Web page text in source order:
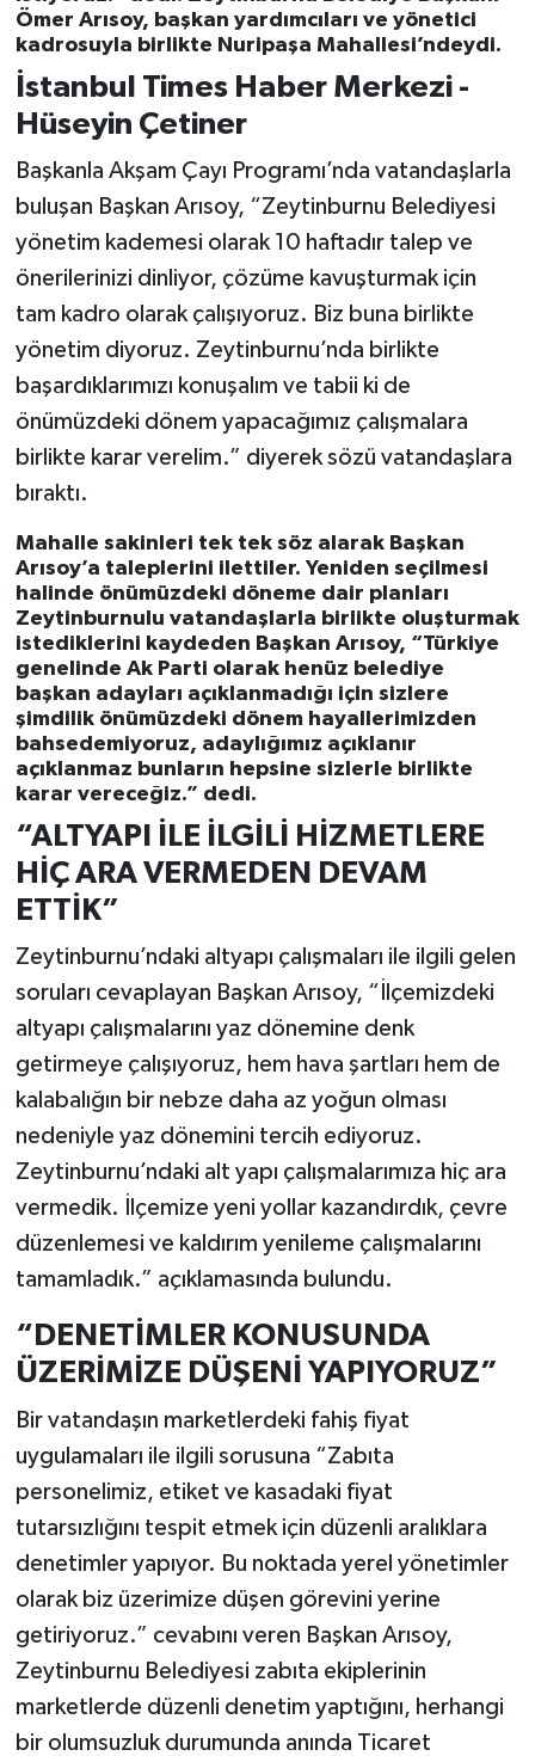
Ömer Arısoy, başkan yardımcıları ve yönetici
kadrosuyla birlikte Nuripaşa Mahallesi’ndeydi.
İstanbul Times Haber Merkezi -
Hüseyin Çetiner
Başkanla Akşam Çayı Programı’nda vatandaşlarla
buluşan Başkan Arısoy, “Zeytinburnu Belediyesi
yönetim kademesi olarak 10 haftadır talep ve
önerilerinizi dinliyor, çözüme kavuşturmak için
tam kadro olarak çalışıyoruz. Biz buna birlikte
yönetim diyoruz. Zeytinburnu’nda birlikte
başardıklarımızı konuşalım ve tabii ki de
önümüzdeki dönem yapacağımız çalışmalara
birlikte karar verelim.” diyerek sözü vatandaşlara
bıraktı.
Mahalle sakinleri tek tek söz alarak Başkan
Arısoy’a taleplerini ilettiler. Yeniden seçilmesi
halinde önümüzdeki döneme dair planları
Zeytinburnulu vatandaşlarla birlikte oluşturmak
istediklerini kaydeden Başkan Arısoy, “Türkiye
genelinde Ak Parti olarak henüz belediye
başkan adayları açıklanmadığı için sizlere
şimdilik önümüzdeki dönem hayallerimizden
bahsedemiyoruz, adaylığımız açıklanır
açıklanmaz bunların hepsine sizlerle birlikte
karar vereceğiz.” dedi.
“ALTYAPI İLE İLGİLİ HİZMETLERE
HİÇ ARA VERMEDEN DEVAM
ETTİK”
Zeytinburnu’ndaki altyapı çalışmaları ile ilgili gelen
soruları cevaplayan Başkan Arısoy, “İlçemizdeki
altyapı çalışmalarını yaz dönemine denk
getirmeye çalışıyoruz, hem hava şartları hem de
kalabalığın bir nebze daha az yoğun olması
nedeniyle yaz dönemini tercih ediyoruz.
Zeytinburnu’ndaki alt yapı çalışmalarımıza hiç ara
vermedik. İlçemize yeni yollar kazandırdık, çevre
düzenlemesi ve kaldırım yenileme çalışmalarını
tamamladık.” açıklamasında bulundu.
“DENETİMLER KONUSUNDA
ÜZERİMİZE DÜŞENİ YAPIYORUZ”
Bir vatandaşın marketlerdeki fahiş fiyat
uygulamaları ile ilgili sorusuna “Zabıta
personelimiz, etiket ve kasadaki fiyat
tutarsızlığını tespit etmek için düzenli aralıklara
denetimler yapıyor. Bu noktada yerel yönetimler
olarak biz üzerimize düşen görevini yerine
getiriyoruz.” cevabını veren Başkan Arısoy,
Zeytinburnu Belediyesi zabıta ekiplerinin
marketlerde düzenli denetim yaptığını, herhangi
bir olumsuzluk durumunda anında Ticaret